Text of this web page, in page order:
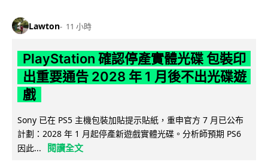
Lawton 11 小時
PlayStation 確認停產實體光碟 包裝印
出重要通告 2028 年 1 月後不出光碟遊
戲
Sony 已在 PS5 主機包裝加貼提示貼紙，重申官方 7 月已公布
計劃：2028 年 1 月起停產新遊戲實體光碟。分析師預期 PS6
因此...
閱讀全文